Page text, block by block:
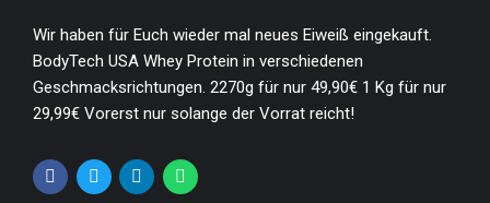
Wir haben für Euch wieder mal neues Eiweiß eingekauft.
BodyTech USA Whey Protein in verschiedenen
Geschmacksrichtungen. 2270g für nur 49,90€ 1 Kg für nur
29,99€ Vorerst nur solange der Vorrat reicht!